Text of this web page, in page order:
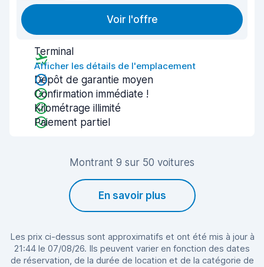
Voir l'offre
Terminal
Afficher les détails de l'emplacement
Dépôt de garantie moyen
Confirmation immédiate !
Kilométrage illimité
Paiement partiel
Montrant 9 sur 50 voitures
En savoir plus
Les prix ci-dessus sont approximatifs et ont été mis à jour à
21:44 le 07/08/26. Ils peuvent varier en fonction des dates
de réservation, de la durée de location et de la catégorie de